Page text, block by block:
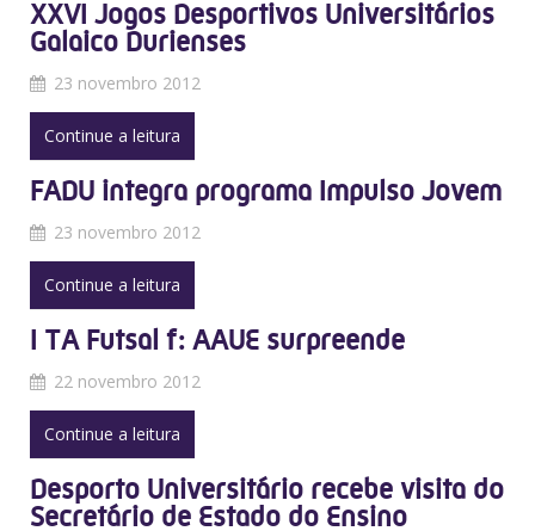
XXVI Jogos Desportivos Universitários
Galaico Durienses
23 novembro 2012
Continue a leitura
FADU integra programa Impulso Jovem
23 novembro 2012
Continue a leitura
I TA Futsal f: AAUE surpreende
22 novembro 2012
Continue a leitura
Desporto Universitário recebe visita do
Secretário de Estado do Ensino